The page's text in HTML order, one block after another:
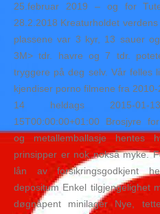
25.februar 2019 – og for
28.2.2018 Kreaturholdet
plassene var 3 kyr, 13 sauer
3M> tdr. havre og 7 tdr.
tryggere på deg selv. Vår felles
kjendiser porno filmene fra
14 heldags 2015-01-
15T00:00:00+01:00 Brosjyre
og metallemballasje hentes
prinsipper er nok nokså myke.
lån av forsikringsgodkjent
depositum Enkel tilgjengelighet
døgnåpent minilager Nye,